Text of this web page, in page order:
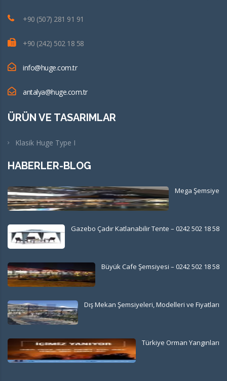
+90 (507) 281 91 91
+90 (242) 502 18 58
info@huge.com.tr
antalya@huge.com.tr
ÜRÜN VE TASARIMLAR
Klasik Huge Type I
HABERLER-BLOG
Mega Şemsiye
Gazebo Çadır Katlanabilir Tente – 0242 502 18 58
Büyük Cafe Şemsiyesi – 0242 502 18 58
Dış Mekan Şemsiyeleri, Modelleri ve Fiyatları
Türkiye Orman Yangınları